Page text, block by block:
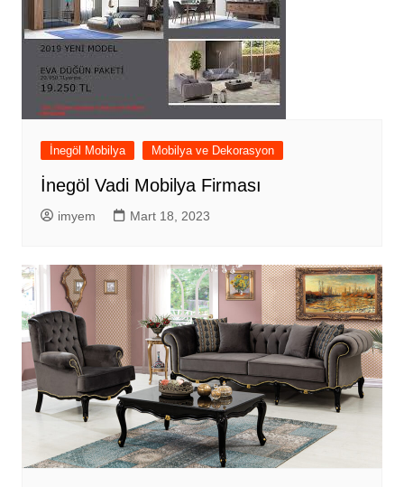
İnegöl Mobilya Mobilya ve Dekorasyon
İnegöl Vadi Mobilya Firması
imyem Mart 18, 2023